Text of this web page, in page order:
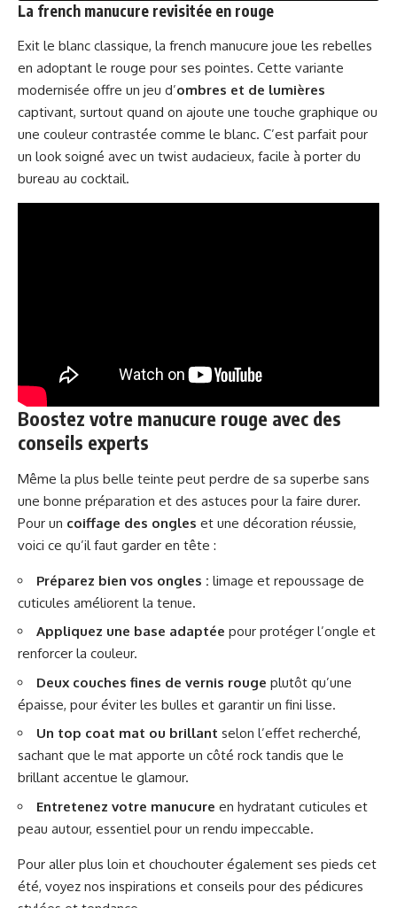
La french manucure revisitée en rouge
Exit le blanc classique, la french manucure joue les rebelles
en adoptant le rouge pour ses pointes. Cette variante
modernisée offre un jeu d’ombres et de lumières
captivant, surtout quand on ajoute une touche graphique ou
une couleur contrastée comme le blanc. C’est parfait pour
un look soigné avec un twist audacieux, facile à porter du
bureau au cocktail.
Boostez votre manucure rouge avec des
conseils experts
Même la plus belle teinte peut perdre de sa superbe sans
une bonne préparation et des astuces pour la faire durer.
Pour un coiffage des ongles et une décoration réussie,
voici ce qu’il faut garder en tête :
Préparez bien vos ongles : limage et repoussage de
cuticules améliorent la tenue.
Appliquez une base adaptée pour protéger l’ongle et
renforcer la couleur.
Deux couches fines de vernis rouge plutôt qu’une
épaisse, pour éviter les bulles et garantir un fini lisse.
Un top coat mat ou brillant selon l’effet recherché,
sachant que le mat apporte un côté rock tandis que le
brillant accentue le glamour.
Entretenez votre manucure en hydratant cuticules et
peau autour, essentiel pour un rendu impeccable.
Pour aller plus loin et chouchouter également ses pieds cet
été, voyez nos inspirations et conseils pour des pédicures